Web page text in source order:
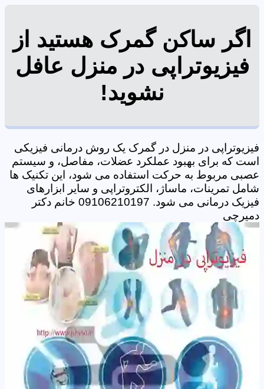
اگر ساکن گمرک هستید از
فیزیوتراپی در منزل عافل
نشوید!
فیزیوتراپی در منزل در گمرک یک روش درمانی فیزیکی
است که برای بهبود عملکرد عضلات، مفاصل، و سیستم
عصبی مربوط به حرکت استفاده می شود، این تکنیک ها
شامل تمرینات، ماساژ، الکتروتراپی و سایر ابزارهای
فیزیک درمانی می شود. 09106210197 خانم دکتر
دمیرچی